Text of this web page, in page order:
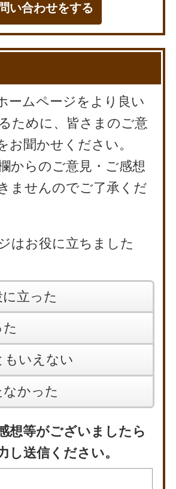
い合わせをする
ームページをより良い
ために、皆さまのご意
お聞かせください。
からのご意見・ご感想
ませんのでご了承くだ
はお役に立ちました
立った
もいえない
かった
想等がございましたら
し送信ください。